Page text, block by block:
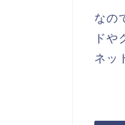
なの
ドや
ネッ